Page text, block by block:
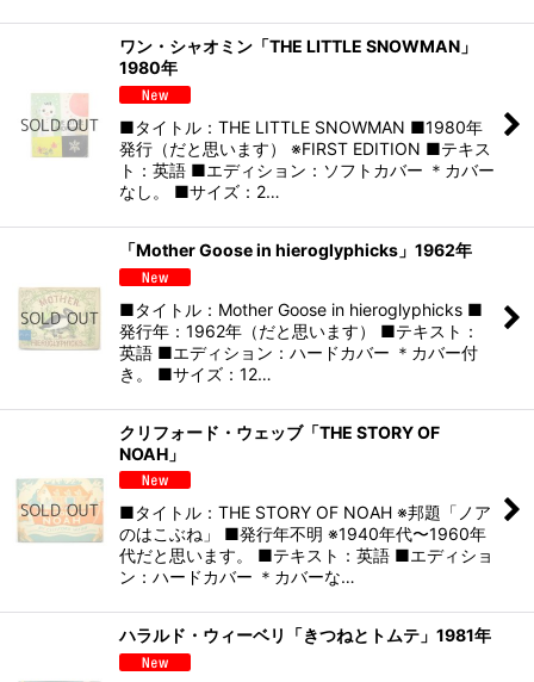
ワン・シャオミン「THE LITTLE SNOWMAN」
1980年
■タイトル：THE LITTLE SNOWMAN ■1980年
発行（だと思います） ※FIRST EDITION ■テキス
ト：英語 ■エディション：ソフトカバー ＊カバー
なし。 ■サイズ：2…
「Mother Goose in hieroglyphicks」1962年
■タイトル：Mother Goose in hieroglyphicks ■
発行年：1962年（だと思います） ■テキスト：
英語 ■エディション：ハードカバー ＊カバー付
き。 ■サイズ：12…
クリフォード・ウェッブ「THE STORY OF
NOAH」
■タイトル：THE STORY OF NOAH ※邦題「ノア
のはこぶね」 ■発行年不明 ※1940年代〜1960年
代だと思います。 ■テキスト：英語 ■エディショ
ン：ハードカバー ＊カバーな…
ハラルド・ウィーベリ「きつねとトムテ」1981年